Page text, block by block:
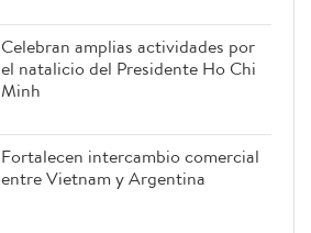
Celebran amplias actividades por
el natalicio del Presidente Ho Chi
Minh
Fortalecen intercambio comercial
entre Vietnam y Argentina